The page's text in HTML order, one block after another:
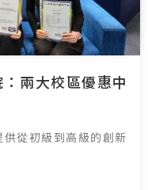
兩大校區優惠中
從初級到高級的創新